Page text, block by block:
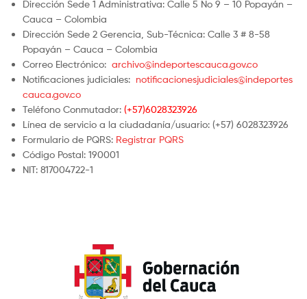
Dirección Sede 1 Administrativa: Calle 5 No 9 – 10 Popayán –
Cauca – Colombia
Dirección Sede 2 Gerencia, Sub-Técnica: Calle 3 # 8-58
Popayán – Cauca – Colombia
Correo Electrónico: archivo@indeportescauca.gov.co
Notificaciones judiciales: notificacionesjudiciales@indeportes
cauca.gov.co
Teléfono Conmutador: (+57)6028323926
Línea de servicio a la ciudadanía/usuario: (+57) 6028323926
Formulario de PQRS: Registrar PQRS
Código Postal: 190001
NIT: 817004722-1